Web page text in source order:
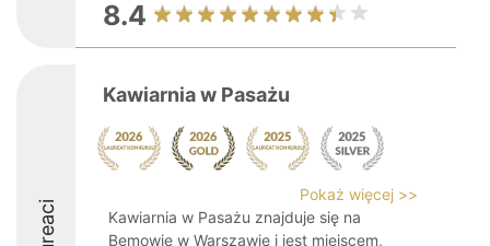
8.4
Kawiarnia w Pasażu
Pokaż więcej >>
Kawiarnia w Pasażu znajduje się na
Bemowie w Warszawie i jest miejscem,